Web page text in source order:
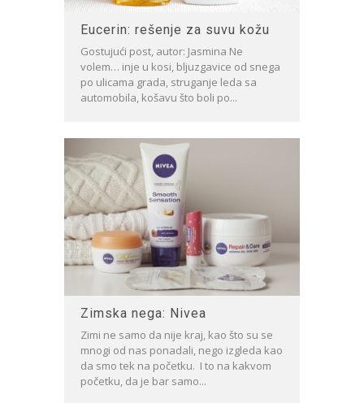
Eucerin: rešenje za suvu kožu
Gostujući post, autor: Jasmina Ne
volem… inje u kosi, bljuzgavice od snega
po ulicama grada, struganje leda sa
automobila, košavu što boli po...
Zimska nega: Nivea
Zimi ne samo da nije kraj, kao što su se
mnogi od nas ponadali, nego izgleda kao
da smo tek na početku. I to na kakvom
početku, da je bar samo...